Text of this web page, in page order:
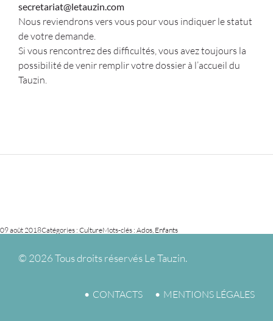
secretariat@letauzin.com
Nous reviendrons vers vous pour vous indiquer le statut
de votre demande.
Si vous rencontrez des difficultés, vous avez toujours la
possibilité de venir remplir votre dossier à l’accueil du
Tauzin.
09 août 2018Catégories : CultureMots-clés : Ados, Enfants
© 2026 Tous droits réservés Le Tauzin.
CONTACTS MENTIONS LÉGALES